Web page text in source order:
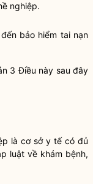
nghiệp.
bảo hiểm tai nạn
3 Điều này sau đây
là cơ sở y tế có đủ
luật về khám bệnh,